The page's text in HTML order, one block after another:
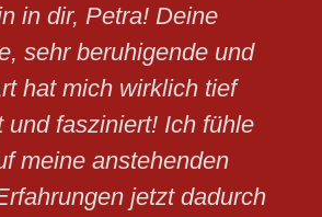
in dir, Petra! Deine
sehr beruhigende und
hat mich wirklich tief
und fasziniert! Ich fühle
meine anstehenden
jetzt dadurch